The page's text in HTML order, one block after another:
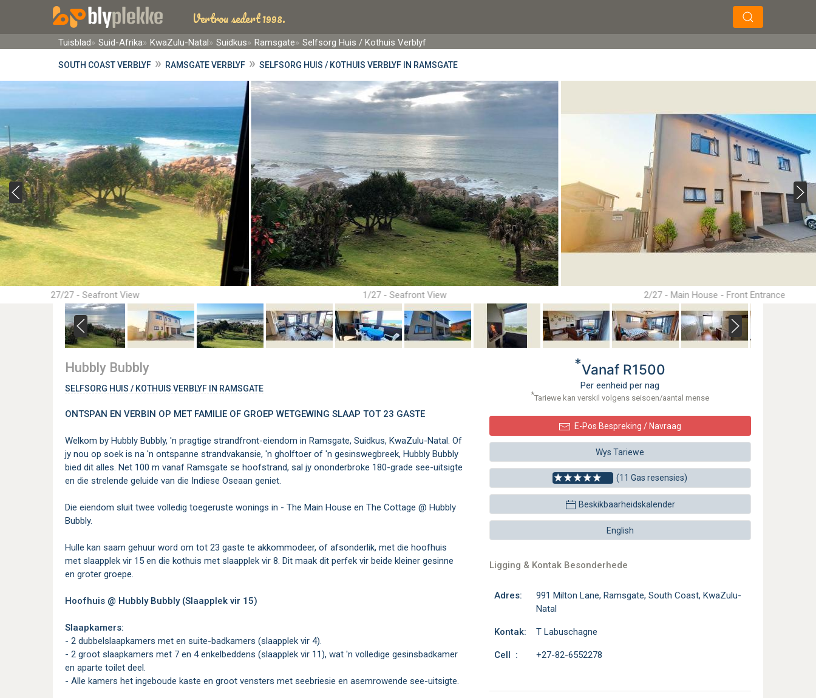
Vertrou sedert 1998.
Tuisblad Suid-Afrika KwaZulu-Natal Suidkus Ramsgate Selfsorg Huis / Kothuis Verblyf
SOUTH COAST VERBLYF » RAMSGATE VERBLYF » SELFSORG HUIS / KOTHUIS VERBLYF IN RAMSGATE
1/27 - Seafront View 2/27 - Main House - Front Entrance
27/27 - Seafront View
*Vanaf R1500
Per eenheid per nag
*Tariewe kan verskil volgens seisoen/aantal mense
E-Pos Bespreking / Navraag
Wys Tariewe
(11 Gas resensies)
Beskikbaarheidskalender
English
Ligging & Kontak Besonderhede
Adres:
991 Milton Lane, Ramsgate, South Coast, KwaZulu-
Natal
Kontak: T Labuschagne
Cell : +27-82-6552278
Hubbly Bubbly
SELFSORG HUIS / KOTHUIS VERBLYF IN RAMSGATE
ONTSPAN EN VERBIN OP MET FAMILIE OF GROEP WETGEWING SLAAP TOT 23 GASTE
Welkom by Hubbly Bubbly, 'n pragtige strandfront-eiendom in Ramsgate, Suidkus, KwaZulu-Natal. Of
jy nou op soek is na 'n ontspanne strandvakansie, 'n gholftoer of 'n gesinswegbreek, Hubbly Bubbly
bied dit alles. Net 100 m vanaf Ramsgate se hoofstrand, sal jy ononderbroke 180-grade see-uitsigte
en die strelende geluide van die Indiese Oseaan geniet.
Die eiendom sluit twee volledig toegeruste wonings in - The Main House en The Cottage @ Hubbly
Bubbly.
Hulle kan saam gehuur word om tot 23 gaste te akkommodeer, of afsonderlik, met die hoofhuis
met slaapplek vir 15 en die kothuis met slaapplek vir 8. Dit maak dit perfek vir beide kleiner gesinne
en groter groepe.
Hoofhuis @ Hubbly Bubbly (Slaapplek vir 15)
Slaapkamers:
- 2 dubbelslaapkamers met en suite-badkamers (slaapplek vir 4).
- 2 groot slaapkamers met 7 en 4 enkelbeddens (slaapplek vir 11), wat 'n volledige gesinsbadkamer
en aparte toilet deel.
- Alle kamers het ingeboude kaste en groot vensters met seebriesie en asemrowende see-uitsigte.